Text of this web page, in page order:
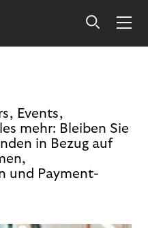
Events,
mehr: Bleiben Sie
in Bezug auf
und Payment-